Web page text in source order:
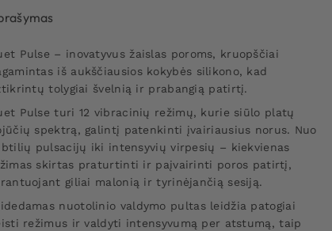
Pulse – inovatyvus žaislas poroms, kruopščiai
iš aukščiausios kokybės silikono, kad
tolygiai švelnią ir prabangią patirtį.
Pulse turi 12 vibracinių režimų, kurie siūlo platų
spektrą, galintį patenkinti įvairiausius norus. Nuo
pulsacijų iki intensyvių virpesių – kiekvienas
skirtas praturtinti ir paįvairinti poros patirtį,
giliai malonią ir tyrinėjančią sesiją.
nuotolinio valdymo pultas leidžia patogiai
režimus ir valdyti intensyvumą per atstumą, taip